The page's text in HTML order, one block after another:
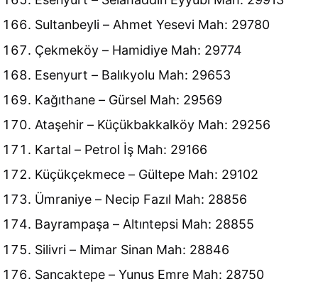
Sultanbeyli – Ahmet Yesevi Mah: 29780
Çekmeköy – Hamidiye Mah: 29774
Esenyurt – Balıkyolu Mah: 29653
Kağıthane – Gürsel Mah: 29569
Ataşehir – Küçükbakkalköy Mah: 29256
Kartal – Petrol İş Mah: 29166
Küçükçekmece – Gültepe Mah: 29102
Ümraniye – Necip Fazıl Mah: 28856
Bayrampaşa – Altıntepsi Mah: 28855
Silivri – Mimar Sinan Mah: 28846
Sancaktepe – Yunus Emre Mah: 28750